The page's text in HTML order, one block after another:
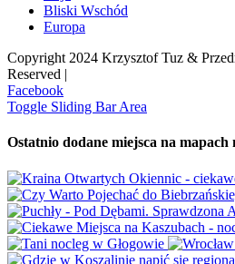
Bliski Wschód
Europa
Copyright 2024 Krzysztof Tuz &
Reserved |
Facebook
Toggle Sliding Bar Area
Ostatnio dodane miejsca na mapach